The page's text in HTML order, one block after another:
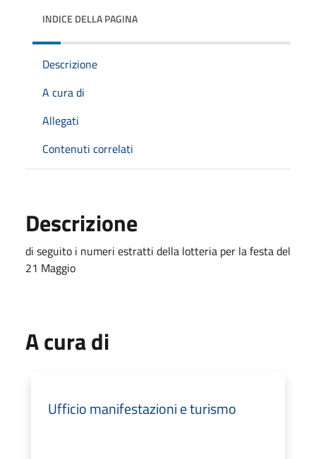
INDICE DELLA PAGINA
Descrizione
A cura di
Allegati
Contenuti correlati
Descrizione
di seguito i numeri estratti della lotteria per la festa del
21 Maggio
A cura di
Ufficio manifestazioni e turismo